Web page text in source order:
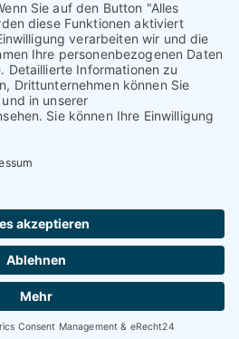
Eden´ | Powered byeffective arts